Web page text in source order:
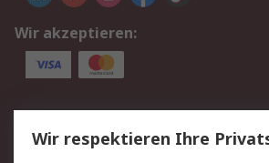
Wir akzeptieren:
Service
Value Added Services
Wir respektieren Ihre